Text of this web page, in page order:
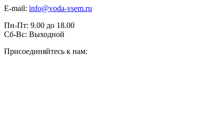
E-mail: info@voda-vsem.ru
Пн-Пт: 9.00 до 18.00
Сб-Вс: Выходной
Присоединяйтесь к нам: